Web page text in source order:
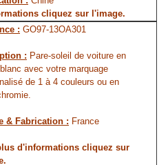
cliquez sur l'image.
: GO97-13OA301
: Pare-soleil de voiture en
avec votre marquage
de 1 à 4 couleurs ou en
& Fabrication : France
d'informations cliquez sur